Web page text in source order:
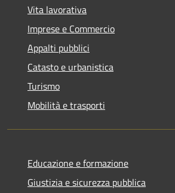
Vita lavorativa
Imprese e Commercio
Appalti pubblici
Catasto e urbanistica
Turismo
Mobilità e trasporti
Educazione e formazione
Giustizia e sicurezza pubblica